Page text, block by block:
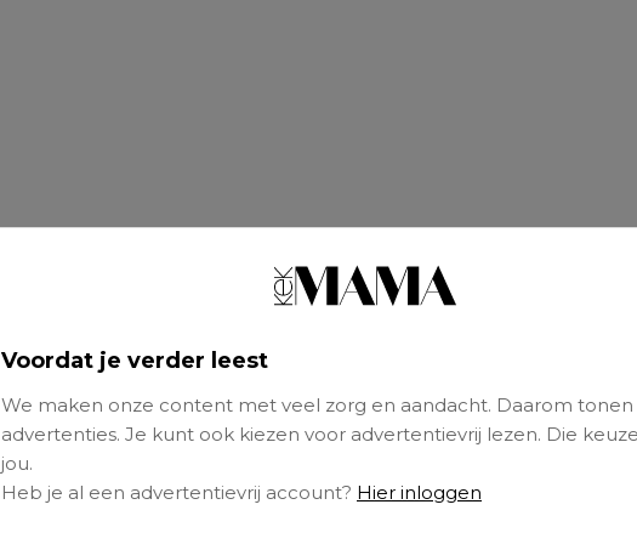
Voordat je verder leest
We maken onze content met veel zorg en aandacht. Daarom tonen
advertenties. Je kunt ook kiezen voor advertentievrij lezen. Die
jou.
Heb je al een advertentievrij account? Hier inloggen